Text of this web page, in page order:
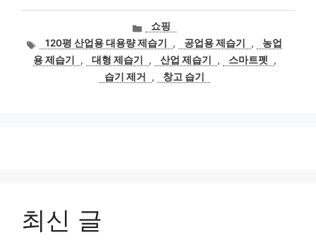
카
테
고
리
쇼핑
태
그
120평 산업용 대용량 제습기 , 공업용 제습기 ,
농업
용 제습기
, 대형 제습기 , 산업 제습기 , 스마트펫
,
습기 제거
, 창고 습기
최신 글